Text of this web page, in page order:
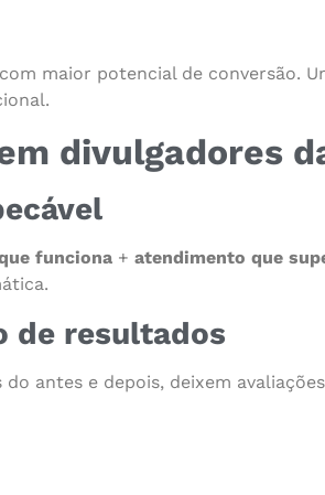
maior potencial de conversão.
divulgadores
funciona + atendimento que
de resultados
antes e depois, deixem